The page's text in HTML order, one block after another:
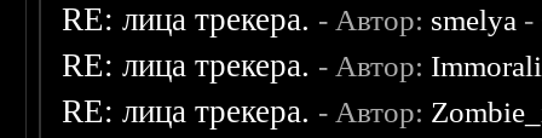
RE: лица трекера. - Автор: smelya -
RE: лица трекера. - Автор:
RE: лица трекера. - Автор: